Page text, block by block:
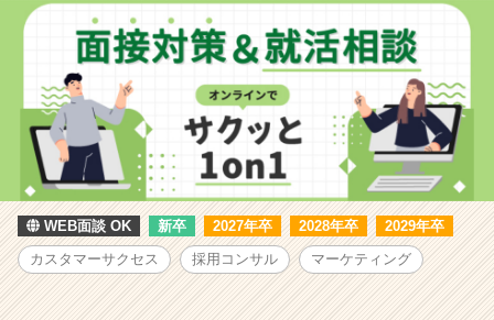
対
1
で
接
対
策
就
活
相
談！
WEB面談 OK 新卒 2027年卒 2028年卒 2029年卒
カスタマーサクセス 採用コンサル マーケティング